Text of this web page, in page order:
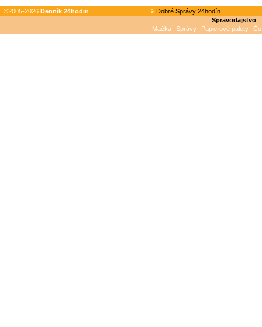
©2005-2026 Denník 24hodin
Dobré Správy 24hodín
Spravodajstvo
Mačka
Správy Papierové palety